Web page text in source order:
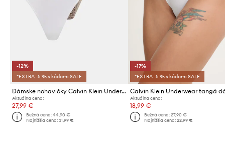
-12%
*EXTRA -5 % s kódom: SALE
Dámske nohavičky Calvin Klein Underwear 3-pak
Aktuálna cena:
27,99 €
Bežná cena:44,90 €
Najnižšia cena:31,99 €
-17%
*EXTRA -5 % s kódom: SALE
Calvin Klein Underwear tangá
Aktuálna cena:
18,99 €
Bežná cena: 27,90 €
Najnižšia cena: 22,99 €